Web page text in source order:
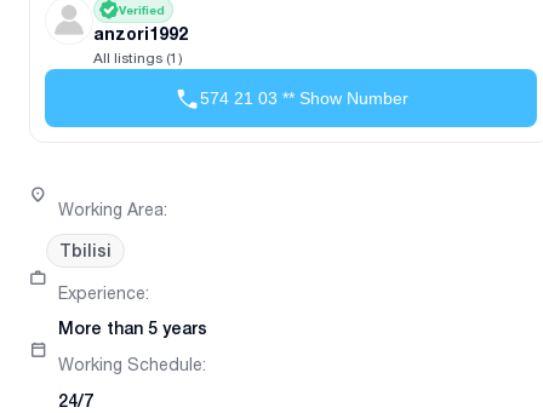
Verified
anzori1992
All listings (1)
574 21 03 ** Show Number
Working Area:
Tbilisi
Experience:
More than 5 years
Working Schedule:
24/7